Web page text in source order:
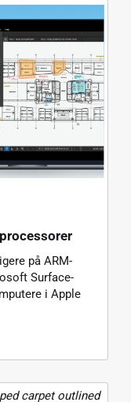
på ARM-
Surface-
i Apple